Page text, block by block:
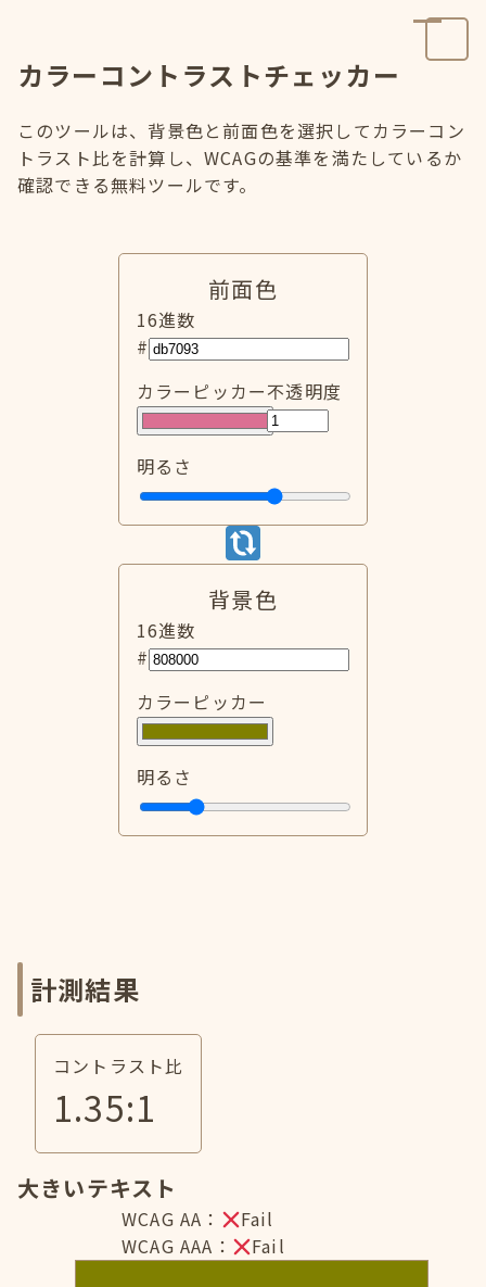
カラーコントラストチェッカー
このツールは、背景色と前面色を選択してカラーコン
トラスト比を計算し、WCAGの基準を満たしているか
確認できる無料ツールです。
前面色
16進数
#
カラーピッカー不透明度
明るさ
背景色
16進数
#
カラーピッカー
明るさ
計測結果
コントラスト比
1.35:1
大きいテキスト
WCAG AA：
Fail
WCAG AAA：
Fail